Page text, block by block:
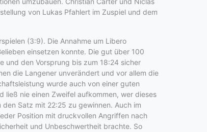
von Lukas Pfahlert im Zuspiel und dem
(3:9). Die Annahme um Libero
einsetzen konnte. Die gut über 100
und den Vorsprung bis zum 18:24 sicher
die Langener unverändert und vor allem die
wurde auch von einer guten
ließ nie einen Zweifel aufkommen, wer dieses
Satz mit 22:25 zu gewinnen. Auch im
Position mit druckvollen Angriffen nach
und Unbeschwertheit brachte. So